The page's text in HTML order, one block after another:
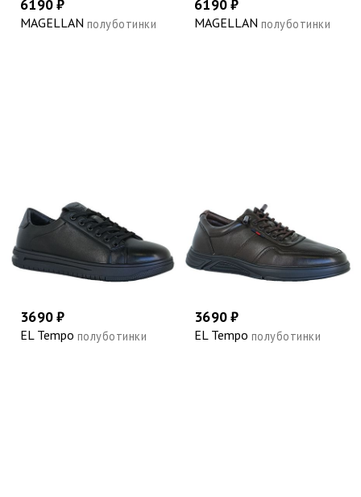
6190 ₽
MAGELLAN полуботинки
6190 ₽
MAGELLAN полуботинки
3690 ₽
EL Tempo полуботинки
3690 ₽
EL Tempo полуботинки